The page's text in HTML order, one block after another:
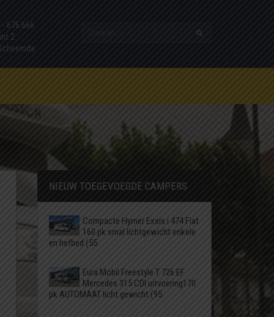
- 676 666
2
NIEUW TOEGEVOEGDE CAMPERS
Compacte Hymer Exsis i 474 Fiat
160 pk smal lichtgewicht enkele
en hefbed (55
Eura Mobil Freestyle T 726 EF
Mercedes 315 CDI uitvoering170
pk AUTOMAAT licht gewicht (95